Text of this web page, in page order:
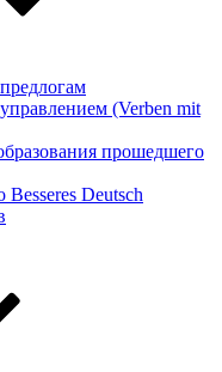
(Verben mit
прошедшего
Deutsch